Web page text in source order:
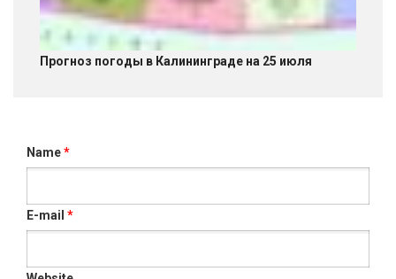
Прогноз погоды в Калининграде на 25 июля
Name*
E-mail *